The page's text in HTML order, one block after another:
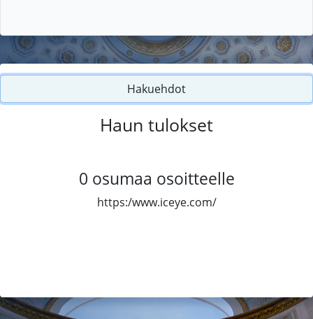
Hakuehdot
Haun tulokset
0 osumaa osoitteelle
https:/www.iceye.com/